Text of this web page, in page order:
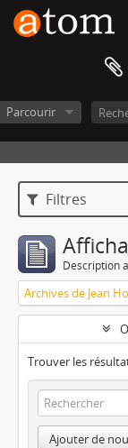
Parcourir
Filtres
Description
Archives de Jean
Trouver les
Ajouter de